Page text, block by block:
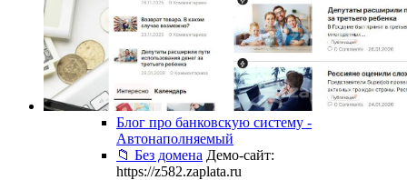
Блог про банковскую систему -
Автонаполняемый
📁 Без домена Демо-сайт:
https://z582.zaplata.ru